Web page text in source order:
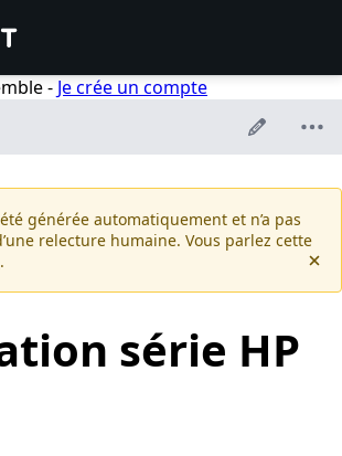
- Je crée un compte
générée automatiquement et n’a pas
relecture humaine. Vous parlez cette
.
série HP